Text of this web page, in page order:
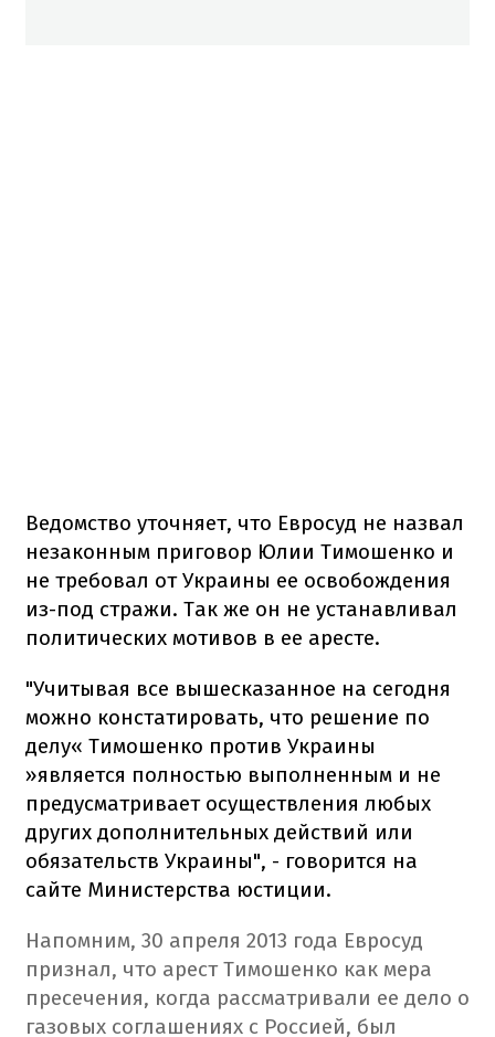
Ведомство уточняет, что Евросуд не назвал
незаконным приговор Юлии Тимошенко и
не требовал от Украины ее освобождения
из-под стражи. Так же он не устанавливал
политических мотивов в ее аресте.
"Учитывая все вышесказанное на сегодня
можно констатировать, что решение по
делу« Тимошенко против Украины
»является полностью выполненным и не
предусматривает осуществления любых
других дополнительных действий или
обязательств Украины", - говорится на
сайте Министерства юстиции.
Напомним, 30 апреля 2013 года Евросуд
признал, что арест Тимошенко как мера
пресечения, когда рассматривали ее дело о
газовых соглашениях с Россией, был